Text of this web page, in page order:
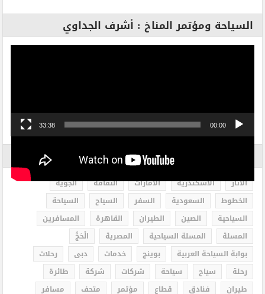
السياحة ومؤتمر المناخ : أشرف الجداوي
00:00
33:38
الاثار الاسكندرية الامارات الثقافة
الجوية
الخطوط
السعودية السفر السياح
السياحة
السياحية
الصين الطيران القاهرة
المسافرين
المسلة
المسلة السياحية المصرية
الْحَجُّ
بوابة السياحة العربية
بوينج خدمات دبى
رحلات
رحلة
سياح سياحة شركات شركة
طائرة
طيران
فنادق قطاع مؤتمر متحف
مسافر